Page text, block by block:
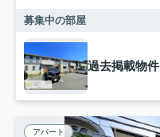
募集中の部屋
過去掲載物件
アパート